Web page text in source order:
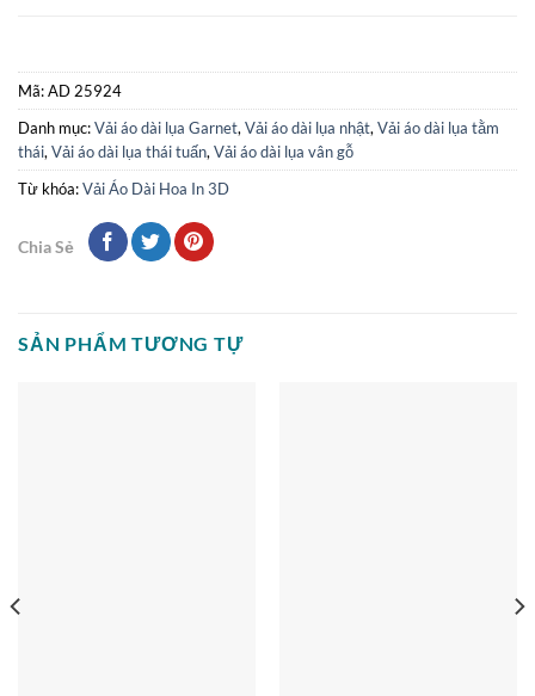
Mã:AD 25924
Danh mục:Vải áo dài lụa Garnet, Vải áo dài lụa nhật, Vải áo dài lụa tằm
thái, Vải áo dài lụa thái tuấn, Vải áo dài lụa vân gỗ
Từ khóa:Vải Áo Dài Hoa In 3D
Chia Sẻ
SẢN PHẨM TƯƠNG TỰ